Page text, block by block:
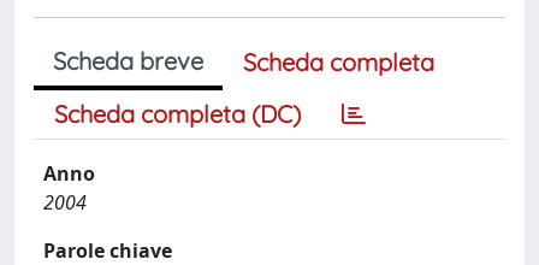
Scheda breve
Scheda completa
Scheda completa (DC)
Anno
2004
Parole chiave